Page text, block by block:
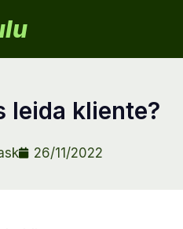
leida kliente?
26/11/2022